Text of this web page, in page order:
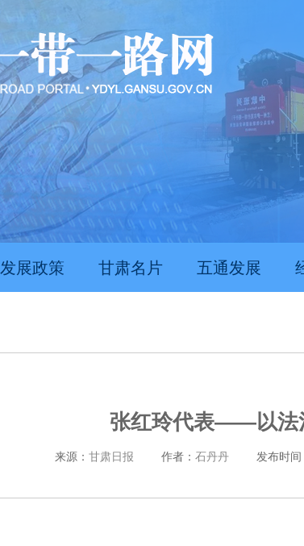
推动经济持续向新向
发展政策 甘肃名片 五通发展
张红玲代表——以法
来源： 甘肃日报 作者： 石丹丹 发布时间